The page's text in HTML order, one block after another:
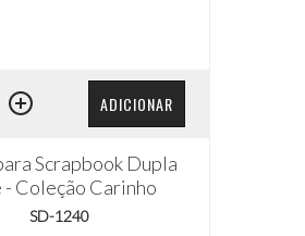
ADICIONAR
Scrapbook Dupla
- Coleção Carinho
SD-1240